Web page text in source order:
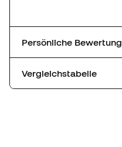
Persönliche Bewertung
Vergleichstabelle